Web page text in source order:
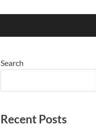
Search
Recent Posts